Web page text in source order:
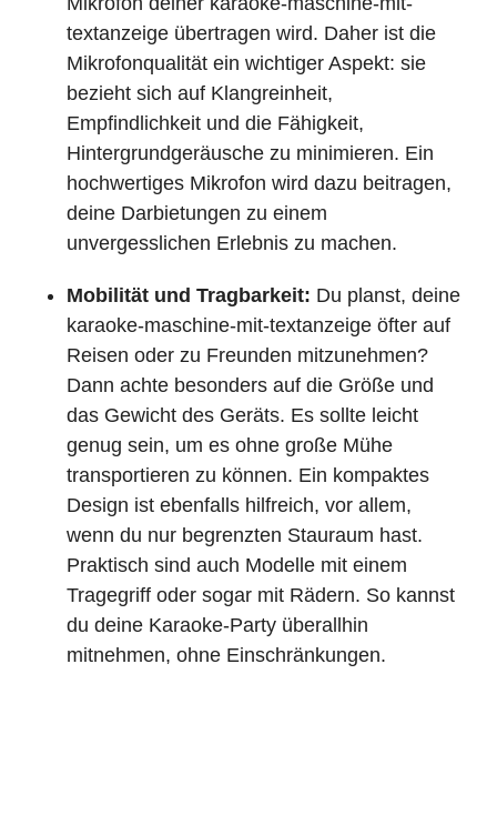
textanzeige übertragen wird. Daher ist die
Mikrofonqualität ein wichtiger Aspekt: sie
bezieht sich auf Klangreinheit,
Empfindlichkeit und die Fähigkeit,
Hintergrundgeräusche zu minimieren. Ein
hochwertiges Mikrofon wird dazu beitragen,
deine Darbietungen zu einem
unvergesslichen Erlebnis zu machen.
Mobilität und Tragbarkeit: Du planst, deine
karaoke-maschine-mit-textanzeige öfter auf
Reisen oder zu Freunden mitzunehmen?
Dann achte besonders auf die Größe und
das Gewicht des Geräts. Es sollte leicht
genug sein, um es ohne große Mühe
transportieren zu können. Ein kompaktes
Design ist ebenfalls hilfreich, vor allem,
wenn du nur begrenzten Stauraum hast.
Praktisch sind auch Modelle mit einem
Tragegriff oder sogar mit Rädern. So kannst
du deine Karaoke-Party überallhin
mitnehmen, ohne Einschränkungen.